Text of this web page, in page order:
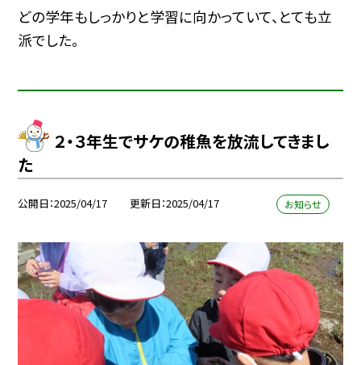
どの学年もしっかりと学習に向かっていて、とても立
派でした。
２・３年生でサケの稚魚を放流してきまし
た
公開日 2025/04/17 更新日 2025/04/17 お知らせ